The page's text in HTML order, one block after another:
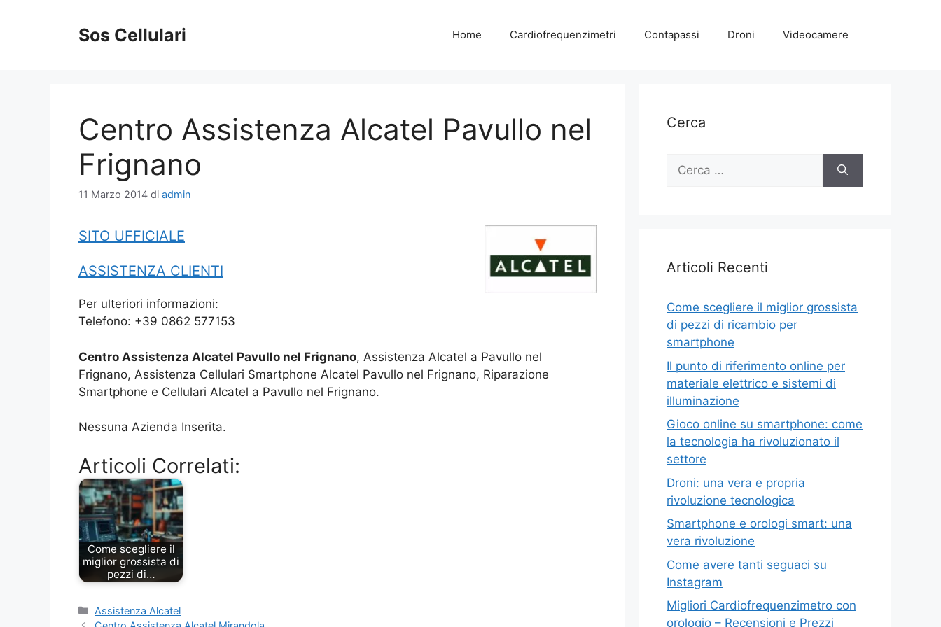
Sos Cellulari Home Cardiofrequenzimetri Contapassi Droni Videocamere
Centro Assistenza Alcatel Pavullo nel
Frignano
11 Marzo 2014 di admin
SITO UFFICIALE
ASSISTENZA CLIENTI
Per ulteriori informazioni:
Telefono: +39 0862 577153
Centro Assistenza Alcatel Pavullo nel Frignano, Assistenza Alcatel a Pavullo nel
Frignano, Assistenza Cellulari Smartphone Alcatel Pavullo nel Frignano, Riparazione
Smartphone e Cellulari Alcatel a Pavullo nel Frignano.
Nessuna Azienda Inserita.
Articoli Correlati:
Come scegliere il
miglior grossista di
pezzi di…
Categorie
Assistenza Alcatel
Cerca
Ricerca
Articoli Recenti
Come scegliere il miglior grossista
di pezzi di ricambio per
smartphone
Il punto di riferimento online per
materiale elettrico e sistemi di
illuminazione
Gioco online su smartphone: come
la tecnologia ha rivoluzionato il
settore
Droni: una vera e propria
rivoluzione tecnologica
Smartphone e orologi smart: una
vera rivoluzione
Come avere tanti seguaci su
Instagram
Migliori Cardiofrequenzimetro con
orologio – Recensioni e Prezzi